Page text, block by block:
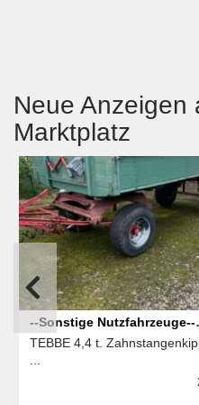
Neue Anzeigen
Marktplatz
--Sonstige Nutzfahrzeuge--
Zweiseitenkipper
TEBBE 4,4 t.